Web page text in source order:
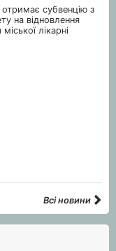
субвенцію з
на відновлення
лікарні
Всі новини